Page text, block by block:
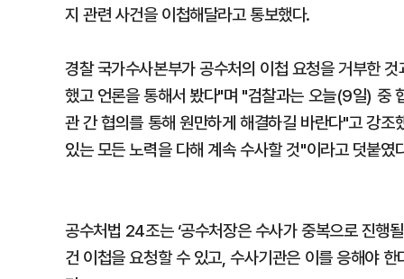
지 관련 사건을 이첩해달라고 통보했다.
경찰 국가수사본부가 공수처의 이첩 요청을 거부한
했고 언론을 통해서 봤다"며 "검찰과는 오늘(9일) 중
관 간 협의를 통해 원만하게 해결하길 바란다"고 강
있는 모든 노력을 다해 계속 수사할 것"이라고 덧붙였
공수처법 24조는 ‘공수처장은 수사가 중복으로 진행
건 이첩을 요청할 수 있고, 수사기관은 이를 응해야